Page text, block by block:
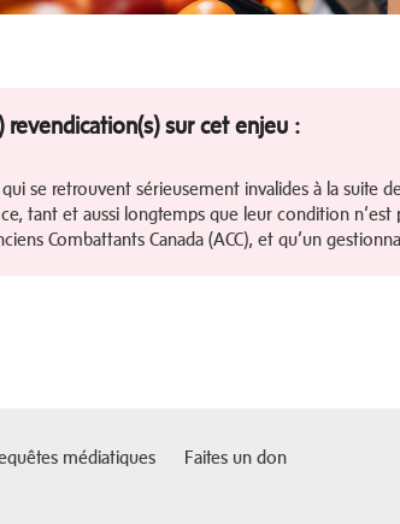
revendication(s) sur cet enjeu :
qui se retrouvent sérieusement invalides à la suite
tant et aussi longtemps que leur condition n’est
Combattants Canada (ACC), et qu’un
médiatiques Faites un don